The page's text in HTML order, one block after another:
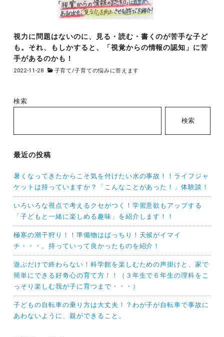
視力に問題はないのに、見る・読む・書くのが苦手な子ど
も。それ、もしかすると、「視覚からの情報の認知」に苦
手があるのかも！
2022-11-28 子育て/子育ての悩みに答えます
検索
検索
最近の投稿
暑くなってきたからこそ気を付けたい水の事故！！ライフジャ
ケットは持っていますか？「こんなことがあった！」体験談！
いろいろな視点で考えるクセがつく！学習意欲もアップする
「子どもと一緒に楽しめる趣味」を紹介します！！
極寒の潮干狩り！！準備物はばっちり！天候がイマイ
チ・・・。持っていって良かったものを紹介！
遊ぶだけで終わらない！科学館を楽しむための声掛けと、家で
簡単にできる好奇心の育て方！！（３年生で６年生の理科をこ
っそり楽しむ我が子に育つまで・・・）
子どもの自転車の乗り方は大丈夫！？わが子が自転車で事故に
あわないように、親ができること。